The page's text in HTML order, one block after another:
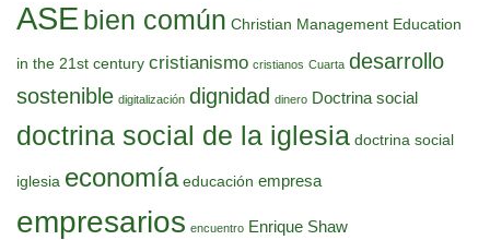
ASE bien común Christian Management Education
in the 21st century cristianismo cristianos Cuarta desarrollo
sostenible digitalización dignidad dinero Doctrina social
doctrina social de la iglesia doctrina social
iglesia economía educación empresa
empresarios encuentro Enrique Shaw